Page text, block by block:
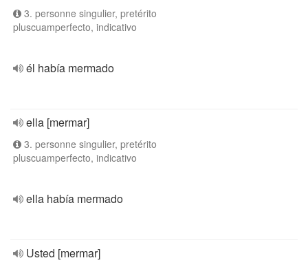
3. personne singulier, pretérito
pluscuamperfecto, indicativo
él había mermado
ella [mermar]
3. personne singulier, pretérito
pluscuamperfecto, indicativo
ella había mermado
Usted [mermar]